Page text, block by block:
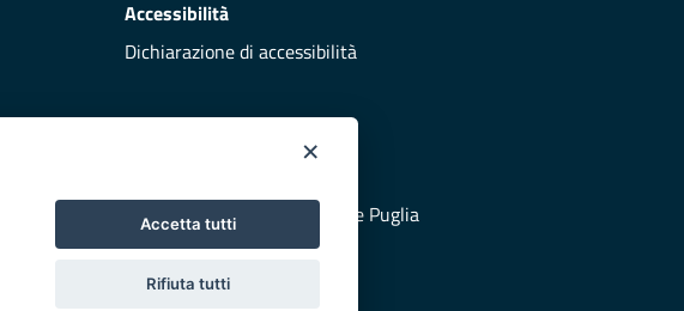
Accessibilità
Dichiarazione di accessibilità
Vai al sito di Protezione Civile Puglia
×
Accetta tutti
Rifiuta tutti